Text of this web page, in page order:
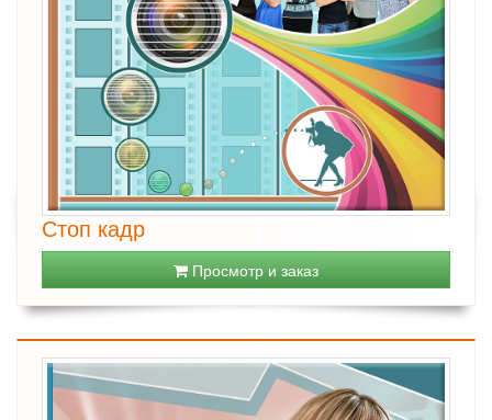
Стоп кадр
Просмотр и заказ